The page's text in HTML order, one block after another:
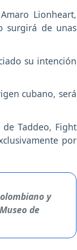
Lionheart,
surgirá de unas
su intención
cubano, será
Taddeo, Fight
por
y
de